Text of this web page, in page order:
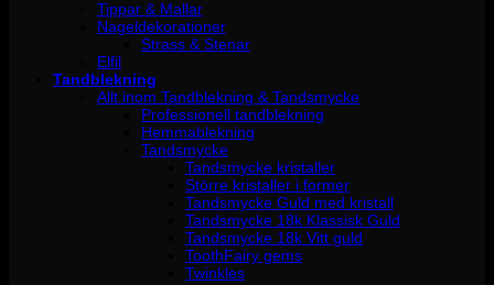
Tippar & Mallar
Nageldekorationer
Strass & Stenar
Elfil
Tandblekning
Allt inom Tandblekning & Tandsmycke
Professionell tandblekning
Hemmablekning
Tandsmycke
Tandsmycke kristaller
Större kristaller i former
Tandsmycke Guld med kristall
Tandsmycke 18k Klassisk Guld
Tandsmycke 18k Vitt guld
ToothFairy gems
Twinkles